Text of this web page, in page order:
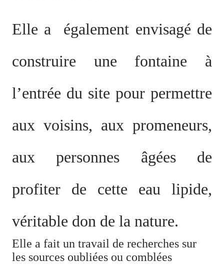
Elle a également envisagé de
construire une fontaine à
l’entrée du site pour permettre
aux voisins, aux promeneurs,
aux personnes âgées de
profiter de cette eau lipide,
véritable don de la nature.
Elle a fait un travail de recherches sur
les sources oubliées ou comblées